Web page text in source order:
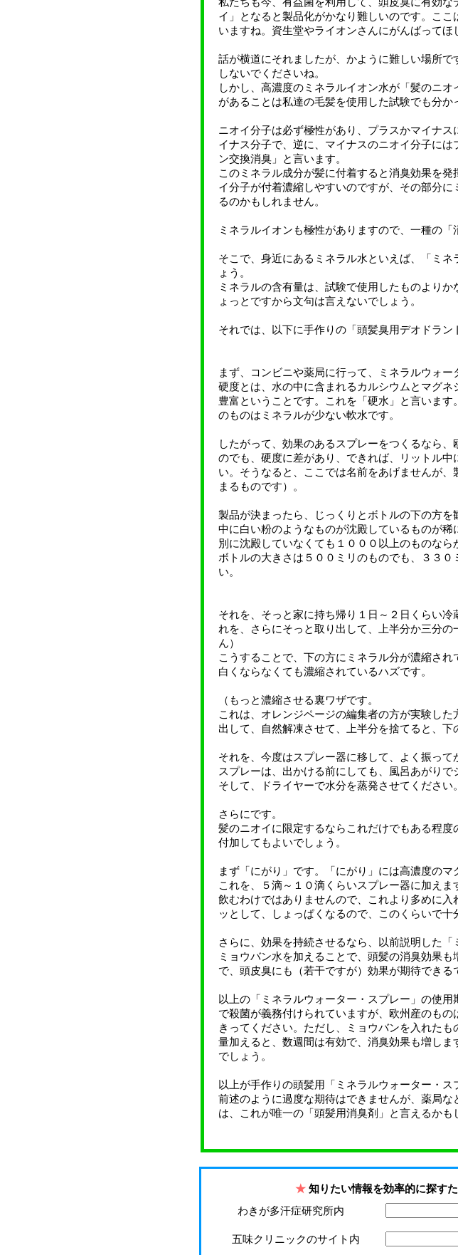
イ」となると製品化がかなり難しいのです。こ
いますね。資生堂やライオンさんにがんばってほ
話が横道にそれましたが、かように難しい場所
しないでくださいね。
しかし、高濃度のミネラルイオン水が「髪のニ
があることは私達の毛髪を使用した試験でも分か
ニオイ分子は必ず極性があり、プラスかマイナ
イナス分子で、逆に、マイナスのニオイ分子に
ン交換消臭」と言います。
このミネラル成分が髪に付着すると消臭効果を
イ分子が付着濃縮しやすいのですが、その部分
るのかもしれません。
ミネラルイオンも極性がありますので、一種の「
そこで、身近にあるミネラル水といえば、「ミ
ょう。
ミネラルの含有量は、試験で使用したものより
ょっとですから文句は言えないでしょう。
それでは、以下に手作りの「頭髪臭用デオドラン
まず、コンビニや薬局に行って、ミネラルウォ
硬度とは、水の中に含まれるカルシウムとマグ
豊富ということです。これを「硬水」と言いま
のものはミネラルが少ない軟水です。
したがって、効果のあるスプレーをつくるなら
のでも、硬度に差があり、できれば、リットル
い。そうなると、ここでは名前をあげませんが
まるものです）。
製品が決まったら、じっくりとボトルの下の方を
中に白い粉のようなものが沈殿しているものが稀
別に沈殿していなくても１０００以上のものなら
ボトルの大きさは５００ミリのものでも、３３
い。
それを、そっと家に持ち帰り１日～２日くらい
れを、さらにそっと取り出して、上半分か三分
ん）
こうすることで、下の方にミネラル分が濃縮され
白くならなくても濃縮されているハズです。
（もっと濃縮させる裏ワザです。
これは、オレンジページの編集者の方が実験し
出して、自然解凍させて、上半分を捨てると、
それを、今度はスプレー器に移して、よく振って
スプレーは、出かける前にしても、風呂あがりで
そして、ドライヤーで水分を蒸発させてください。
さらにです。
髪のニオイに限定するならこれだけでもある程
付加してもよいでしょう。
まず「にがり」です。「にがり」には高濃度の
これを、５滴～１０滴くらいスプレー器に加えま
飲むわけではありませんので、これより多めに
ッとして、しょっぱくなるので、このくらいで十
さらに、効果を持続させるなら、以前説明した
ミョウバン水を加えることで、頭髪の消臭効果
で、頭皮臭にも（若干ですが）効果が期待できる
以上の「ミネラルウォーター・スプレー」の使
で殺菌が義務付けられていますが、欧州産のも
きってください。ただし、ミョウバンを入れた
量加えると、数週間は有効で、消臭効果も増し
でしょう。
以上が手作りの頭髪用「ミネラルウォーター・ス
前述のように過度な期待はできませんが、薬局
は、これが唯一の「頭髪用消臭剤」と言えるかも
★ 知りたい情報を効率的に探す
わきが多汗症研究所内
五味クリニックのサイト内